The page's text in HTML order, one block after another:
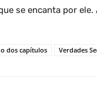
se encanta por
dos capítulos Verdades